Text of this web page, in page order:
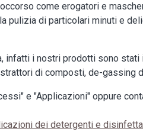
come erogatori e
pulizia di particolari minuti e
infatti i nostri prodotti sono
di composti, de-gassing
e "Applicazioni" oppure
dei detergenti e